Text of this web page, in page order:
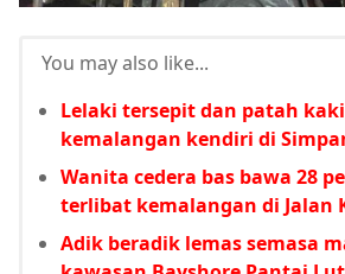
You may also like...
Lelaki tersepit dan patah
kemalangan kendiri di
Wanita cedera bas bawa 28
terlibat kemalangan di Jalan
Adik beradik lemas semasa